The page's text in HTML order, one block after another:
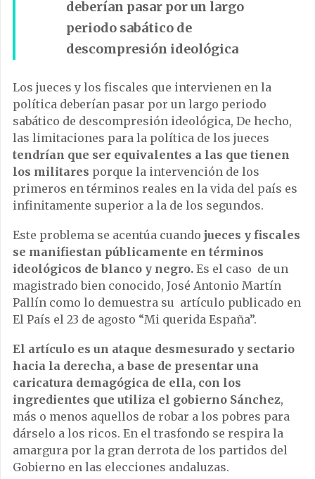
deberían pasar por un largo
periodo sabático de
descompresión ideológica
Los jueces y los fiscales que intervienen en la
política deberían pasar por un largo periodo
sabático de descompresión ideológica, De hecho,
las limitaciones para la política de los jueces
tendrían que ser equivalentes a las que tienen
los militares porque la intervención de los
primeros en términos reales en la vida del país es
infinitamente superior a la de los segundos.
Este problema se acentúa cuando jueces y fiscales
se manifiestan públicamente en términos
ideológicos de blanco y negro. Es el caso de un
magistrado bien conocido, José Antonio Martín
Pallín como lo demuestra su artículo publicado en
El País el 23 de agosto “Mi querida España”.
El artículo es un ataque desmesurado y sectario
hacia la derecha, a base de presentar una
caricatura demagógica de ella, con los
ingredientes que utiliza el gobierno Sánchez,
más o menos aquellos de robar a los pobres para
dárselo a los ricos. En el trasfondo se respira la
amargura por la gran derrota de los partidos del
Gobierno en las elecciones andaluzas.